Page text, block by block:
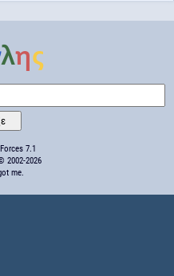
7.1
2002-2026
me.